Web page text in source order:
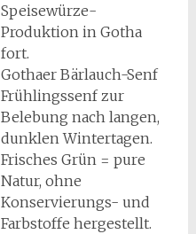
Speisewürze-
Produktion in Gotha
fort.
Gothaer Bärlauch-Senf
Frühlingssenf zur
Belebung nach langen,
dunklen Wintertagen.
Frisches Grün = pure
Natur, ohne
Konservierungs- und
Farbstoffe hergestellt.